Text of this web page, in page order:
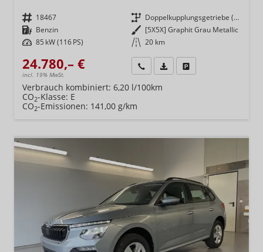
Fahrzeugnr. 18467 Getriebe
Doppelkupplungsgetriebe (DSG)
Kraftstoff Benzin Außenfarbe [5X5X] Graphit Grau Metallic
Leistung 85 kW (116 PS) Kilometerstand 20 km
24.780,– €
incl. 19% MwSt.
Wir rufen Sie anFahrzeugexposé (PDF)
Verbrauch kombiniert: 6,20 l/100km
CO2-Klasse: E
CO2-Emissionen: 141,00 g/km